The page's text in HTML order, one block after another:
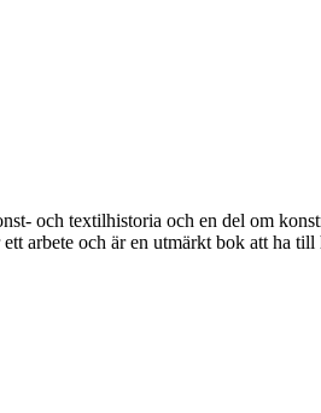
och textilhistoria och en del om
arbete och är en utmärkt bok att ha